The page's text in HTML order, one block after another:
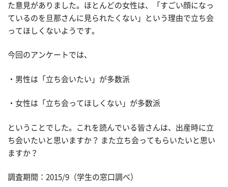
た意見がありました。ほとんどの女性は、「すごい顔になっ
ているのを旦那さんに見られたくない」という理由で立ち会
ってほしくないようです。
今回のアンケートでは、
・男性は「立ち会いたい」が多数派
・女性は「立ち会ってほしくない」が多数派
ということでした。これを読んでいる皆さんは、出産時に立
ち会いたいと思いますか？ また立ち会ってもらいたいと思い
ますか？
調査期間：2015/9（学生の窓口調べ）